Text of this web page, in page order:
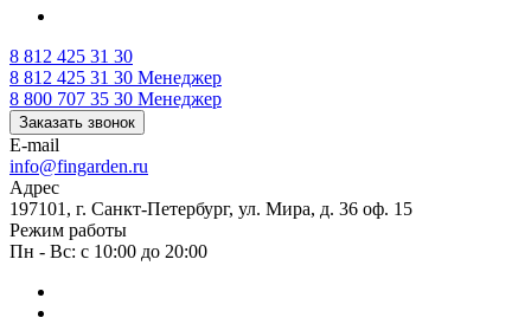
8 812 425 31 30
8 812 425 31 30 Менеджер
8 800 707 35 30 Менеджер
Заказать звонок
E-mail
info@fingarden.ru
Адрес
197101, г. Санкт-Петербург, ул. Мира, д. 36 оф. 15
Режим работы
Пн - Вс: с 10:00 до 20:00